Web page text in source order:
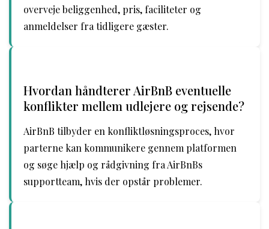
overveje beliggenhed, pris, faciliteter og
anmeldelser fra tidligere gæster.
Hvordan håndterer AirBnB eventuelle
konflikter mellem udlejere og rejsende?
AirBnB tilbyder en konfliktløsningsproces, hvor
parterne kan kommunikere gennem platformen
og søge hjælp og rådgivning fra AirBnBs
supportteam, hvis der opstår problemer.